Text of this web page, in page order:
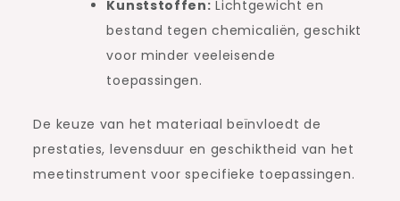
Kunststoffen: Lichtgewicht en
bestand tegen chemicaliën, geschikt
voor minder veeleisende
toepassingen.
De keuze van het materiaal beïnvloedt de
prestaties, levensduur en geschiktheid van het
meetinstrument voor specifieke toepassingen.